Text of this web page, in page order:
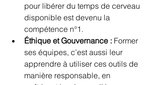
pour libérer du temps de cerveau
disponible est devenu la
compétence n°1.
Éthique et Gouvernance : Former
ses équipes, c’est aussi leur
apprendre à utiliser ces outils de
manière responsable, en